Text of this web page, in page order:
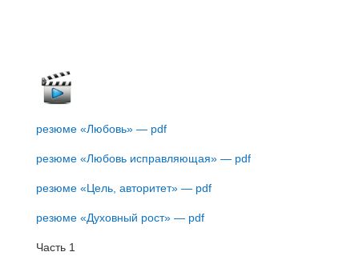
резюме «Любовь» — pdf
резюме «Любовь исправляющая» — pdf
резюме «Цель, авторитет» — pdf
резюме «Духовный рост» — pdf
Часть 1